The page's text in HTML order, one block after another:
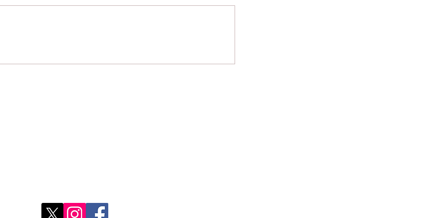
illégaux, les sacs en
Domaine Limoune : le Safari